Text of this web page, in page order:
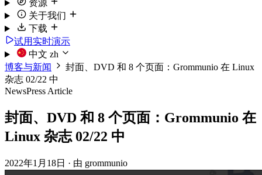
资源
关于我们
下载
试用实时演示
中文 zh
博客与新闻
封面、DVD 和 8 个页面：Grommunio 在 Linux
杂志 02/22 中
NewsPress Article
封面、DVD 和 8 个页面：Grommunio 在
Linux 杂志 02/22 中
2022年1月18日 · 由 grommunio